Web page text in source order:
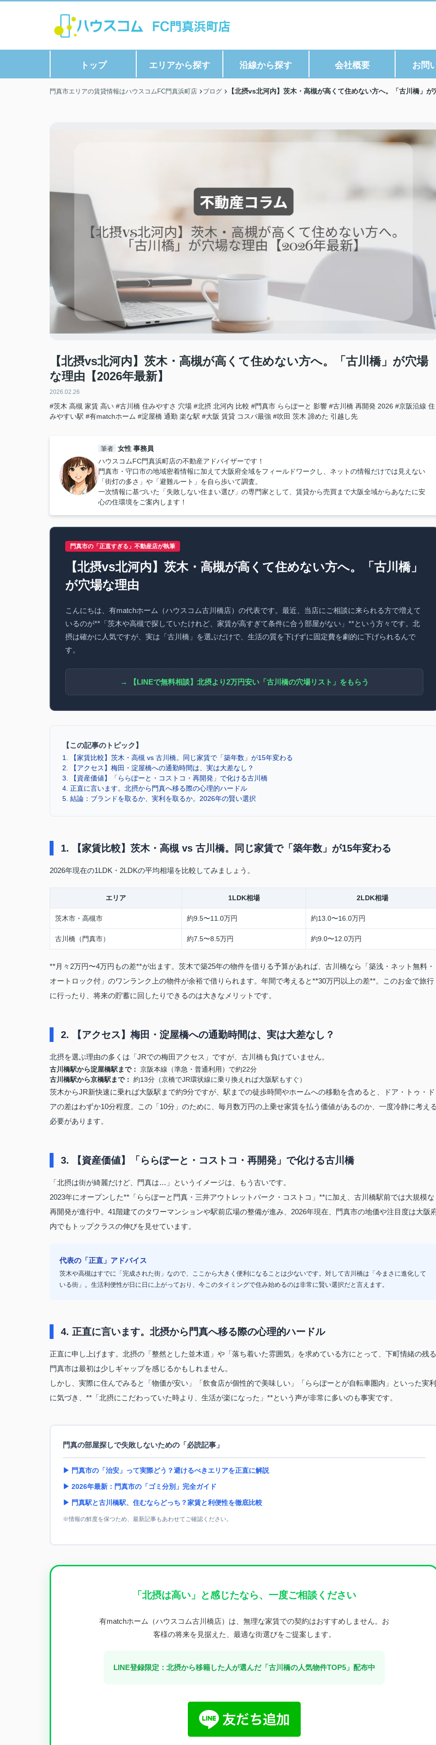
トップ エリアから探す 沿線から探す 会社概要 お問
門真市エリアの賃貸情報はハウスコムFC門真浜町店 ブログ 【北摂vs北河内】茨木・高槻が高くて住めない方へ。「古川橋」
【北摂vs北河内】茨木・高槻が高くて住めない方へ。「古川橋」が穴場
な理由【2026年最新】
2026.02.26
#茨木 高槻 家賃 高い #古川橋 住みやすさ 穴場 #北摂 北河内 比較 #門真市 ららぽーと 影響 #古川橋 再開発 2026 #京阪沿線 住
みやすい駅 #有matchホーム #淀屋橋 通勤 楽な駅 #大阪 賃貸 コスパ最強 #吹田 茨木 諦めた 引越し先
筆者 女性 事務員
ハウスコムFC門真浜町店の不動産アドバイザーです！
門真市・守口市の地域密着情報に加えて大阪府全域をフィールドワークし、ネットの情報だけでは見えない
「街灯の多さ」や「避難ルート」を自ら歩いて調査。
一次情報に基づいた「失敗しない住まい選び」の専門家として、賃貸から売買まで大阪全域からあなたに安
心の住環境をご案内します！
門真市の「正直すぎる」不動産店が執筆
【北摂vs北河内】茨木・高槻が高くて住めない方へ。「古川橋」
が穴場な理由
こんにちは、有matchホーム（ハウスコム古川橋店）の代表です。最近、当店にご相談に来られる方で増えて
いるのが**「茨木や高槻で探していたけれど、家賃が高すぎて条件に合う部屋がない」**という方々です。北
摂は確かに人気ですが、実は「古川橋」を選ぶだけで、生活の質を下げずに固定費を劇的に下げられるんで
す。
→ 【LINEで無料相談】北摂より2万円安い「古川橋の穴場リスト」をもらう
【この記事のトピック】
1. 【家賃比較】茨木・高槻 vs 古川橋。同じ家賃で「築年数」が15年変わる
2. 【アクセス】梅田・淀屋橋への通勤時間は、実は大差なし？
3. 【資産価値】「ららぽーと・コストコ・再開発」で化ける古川橋
4. 正直に言います。北摂から門真へ移る際の心理的ハードル
5. 結論：ブランドを取るか、実利を取るか。2026年の賢い選択
1. 【家賃比較】茨木・高槻 vs 古川橋。同じ家賃で「築年数」が15年変わる
2026年現在の1LDK・2LDKの平均相場を比較してみましょう。
エリア 1LDK相場 2LDK相場
茨木市・高槻市 約9.5〜11.0万円 約13.0〜16.0万円
古川橋（門真市） 約7.5〜8.5万円 約9.0〜12.0万円
**月々2万円〜4万円もの差**が出ます。茨木で築25年の物件を借りる予算があれば、古川橋なら「築浅・ネット無料・
オートロック付」のワンランク上の物件が余裕で借りられます。年間で考えると**30万円以上の差**。このお金で旅行
に行ったり、将来の貯蓄に回したりできるのは大きなメリットです。
2. 【アクセス】梅田・淀屋橋への通勤時間は、実は大差なし？
北摂を選ぶ理由の多くは「JRでの梅田アクセス」ですが、古川橋も負けていません。
古川橋駅から淀屋橋駅まで： 京阪本線（準急・普通利用）で約22分
古川橋駅から京橋駅まで： 約13分（京橋でJR環状線に乗り換えれば大阪駅もすぐ）
茨木からJR新快速に乗れば大阪駅まで約9分ですが、駅までの徒歩時間やホームへの移動を含めると、ドア・トゥ・ド
アの差はわずか10分程度。この「10分」のために、毎月数万円の上乗せ家賃を払う価値があるのか、一度冷静に考え
必要があります。
3. 【資産価値】「ららぽーと・コストコ・再開発」で化ける古川橋
「北摂は街が綺麗だけど、門真は…」というイメージは、もう古いです。
2023年にオープンした**「ららぽーと門真・三井アウトレットパーク・コストコ」**に加え、古川橋駅前では大規模な
再開発が進行中。41階建てのタワーマンションや駅前広場の整備が進み、2026年現在、門真市の地価や注目度は大阪
内でもトップクラスの伸びを見せています。
代表の「正直」アドバイス
茨木や高槻はすでに「完成された街」なので、ここから大きく便利になることは少ないです。対して古川橋は「今まさに進化して
いる街」。生活利便性が日に日に上がっており、今このタイミングで住み始めるのは非常に賢い選択だと言えます。
4. 正直に言います。北摂から門真へ移る際の心理的ハードル
正直に申し上げます。北摂の「整然とした並木道」や「落ち着いた雰囲気」を求めている方にとって、下町情緒の残る
門真市は最初は少しギャップを感じるかもしれません。
しかし、実際に住んでみると「物価が安い」「飲食店が個性的で美味しい」「ららぽーとが自転車圏内」といった実利
に気づき、**「北摂にこだわっていた時より、生活が楽になった」**という声が非常に多いのも事実です。
門真の部屋探しで失敗しないための「必読記事」
▶ 門真市の「治安」って実際どう？避けるべきエリアを正直に解説
▶ 2026年最新：門真市の「ゴミ分別」完全ガイド
▶ 門真駅と古川橋駅、住むならどっち？家賃と利便性を徹底比較
※情報の鮮度を保つため、最新記事もあわせてご確認ください。
「北摂は高い」と感じたなら、一度ご相談ください
有matchホーム（ハウスコム古川橋店）は、無理な家賃での契約はおすすめしません。お
客様の将来を見据えた、最適な街選びをご提案します。
LINE登録限定：北摂から移籍した人が選んだ「古川橋の人気物件TOP5」配布中